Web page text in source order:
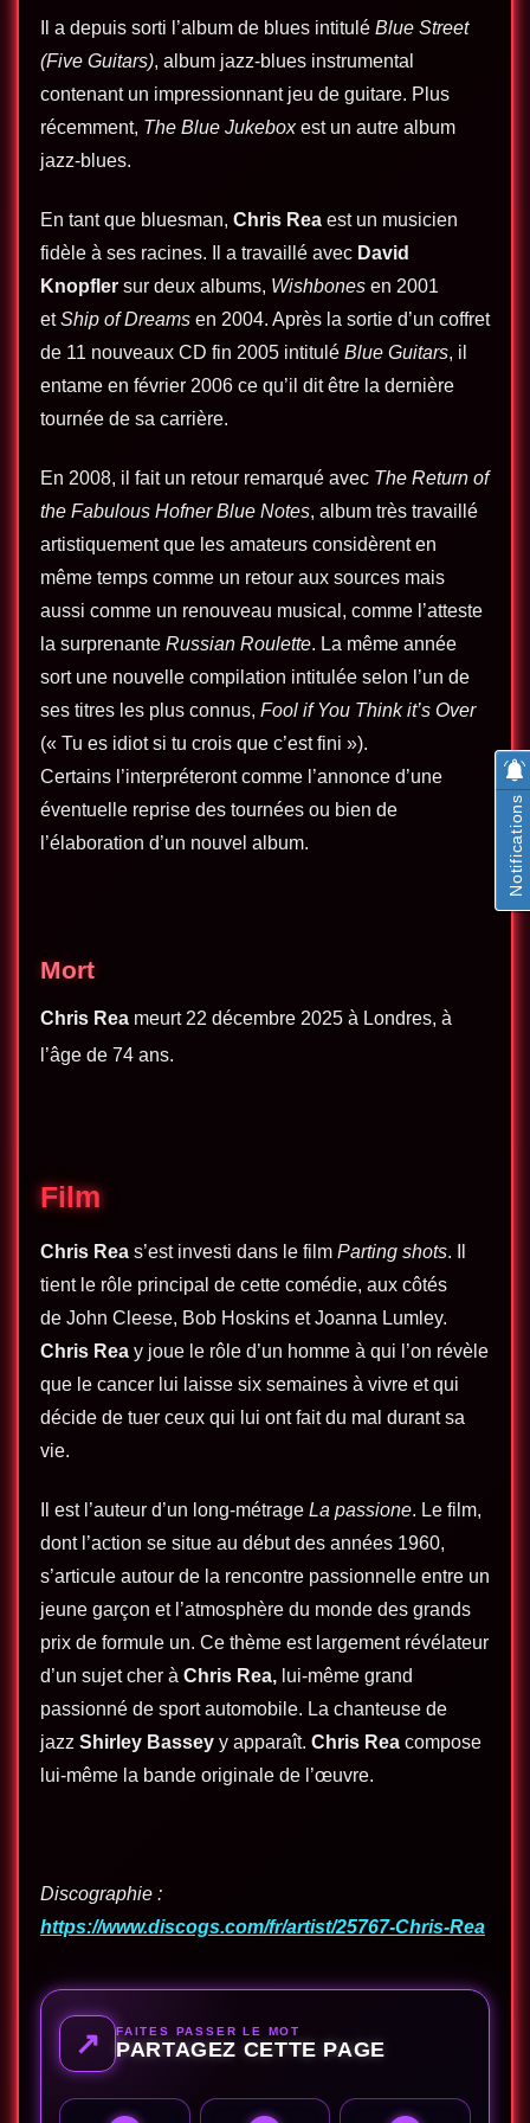
Il a depuis sorti l’album de blues intitulé Blue Street
(Five Guitars), album jazz-blues instrumental
contenant un impressionnant jeu de guitare. Plus
récemment, The Blue Jukeboxest un autre album
jazz-blues.
En tant que bluesman, Chris Rea est un musicien
fidèle à ses racines. Il a travaillé avec David
Knopfler sur deux albums, Wishbones en 2001
etShip of Dreams en 2004. Après la sortie d’un coffret
de 11 nouveaux CD fin 2005 intitulé Blue Guitars, il
entame en février 2006 ce qu’il dit être la dernière
tournée de sa carrière.
En 2008, il fait un retour remarqué avec The Return of
the Fabulous Hofner Blue Notes, album très travaillé
artistiquement que les amateurs considèrent en
même temps comme un retour aux sources mais
aussi comme un renouveau musical, comme l’atteste
la surprenante Russian Roulette. La même année
sort une nouvelle compilation intitulée selon l’un de
ses titres les plus connus, Fool if You Think it’s Over
(« Tu es idiot si tu crois que c’est fini »).
Certains l’interpréteront comme l’annonce d’une
éventuelle reprise des tournées ou bien de
l’élaboration d’un nouvel album.
Mort
Chris Rea meurt 22 décembre 2025 à Londres, à
l’âge de 74 ans.
Film
Chris Rea s’est investi dans le film Parting shots. Il
tient le rôle principal de cette comédie, aux côtés
de John Cleese, Bob Hoskins et Joanna Lumley.
Chris Rea y joue le rôle d’un homme à qui l’on révèle
que le cancer lui laisse six semaines à vivre et qui
décide de tuer ceux qui lui ont fait du mal durant sa
vie.
Il est l’auteur d’un long-métrage La passione. Le film,
dont l’action se situe au début des années 1960,
s’articule autour de la rencontre passionnelle entre un
jeune garçon et l’atmosphère du monde des grands
prix de formule un. Ce thème est largement révélateur
d’un sujet cher à Chris Rea, lui-même grand
passionné de sport automobile. La chanteuse de
jazz Shirley Bassey y apparaît. Chris Rea compose
lui-même la bande originale de l’œuvre.
Discographie :
https://www.discogs.com/fr/artist/25767-Chris-Rea
↗ FAITES PASSER LE MOT
PARTAGEZ CETTE PAGE
Notifications